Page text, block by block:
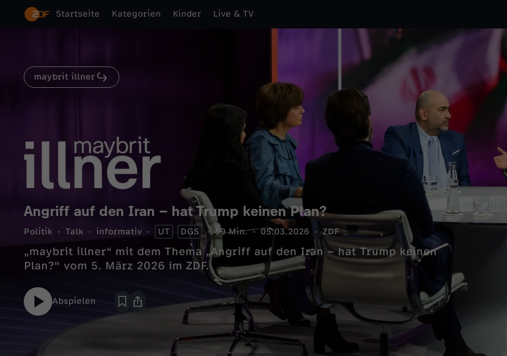
Startseite Kategorien Kinder Live & TV
maybrit illner
Angriff auf den Iran – hat Trump keinen Plan?
Politik Talk informativ UT DGS 59 Min. 05.03.2026 ZDF
„maybrit illner“ mit dem Thema „Angriff auf den Iran – hat Trump keinen
Plan?" vom 5. März 2026 im ZDF.
Abspielen